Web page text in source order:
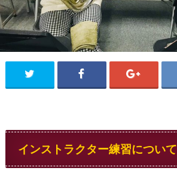
インストラクター練習について